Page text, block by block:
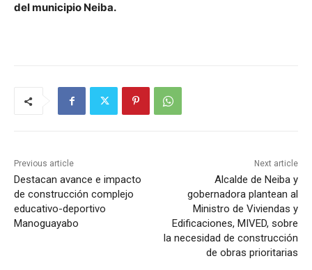
del municipio Neiba.
Previous article
Destacan avance e impacto
de construcción complejo
educativo-deportivo
Manoguayabo
Next article
Alcalde de Neiba y
gobernadora plantean al
Ministro de Viviendas y
Edificaciones, MIVED, sobre
la necesidad de construcción
de obras prioritarias